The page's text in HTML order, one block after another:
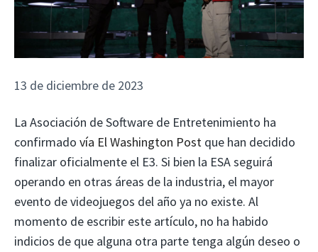
13 de diciembre de 2023
La Asociación de Software de Entretenimiento ha
confirmado vía El Washington Post que han decidido
finalizar oficialmente el E3. Si bien la ESA seguirá
operando en otras áreas de la industria, el mayor
evento de videojuegos del año ya no existe. Al
momento de escribir este artículo, no ha habido
indicios de que alguna otra parte tenga algún deseo o